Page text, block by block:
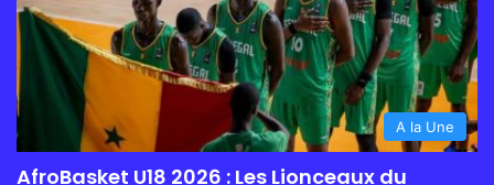
A la Une
AfroBasket U18 2026 : Les Lionceaux du